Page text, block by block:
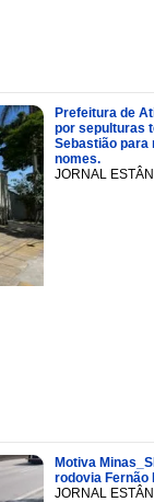
Prefeitura de
por sepulturas
Sebastião para
nomes.
JORNAL
Motiva
rodovia Fernão
JORNAL